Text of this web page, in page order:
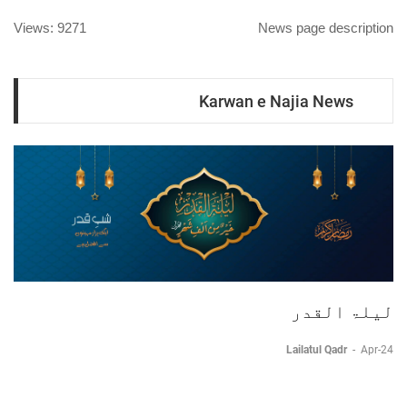
Views: 9271 News page description
Karwan e Najia News
لیلۃ القدر
Lailatul Qadr - Apr-24